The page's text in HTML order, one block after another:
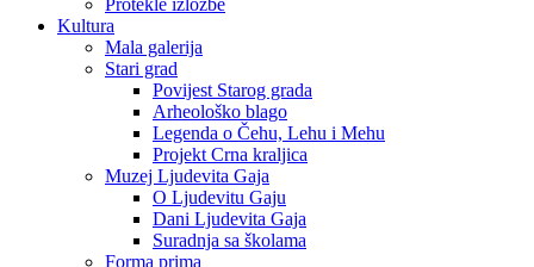
Protekle izložbe
Kultura
Mala galerija
Stari grad
Povijest Starog grada
Arheološko blago
Legenda o Čehu, Lehu i Mehu
Projekt Crna kraljica
Muzej Ljudevita Gaja
O Ljudevitu Gaju
Dani Ljudevita Gaja
Suradnja sa školama
Forma prima